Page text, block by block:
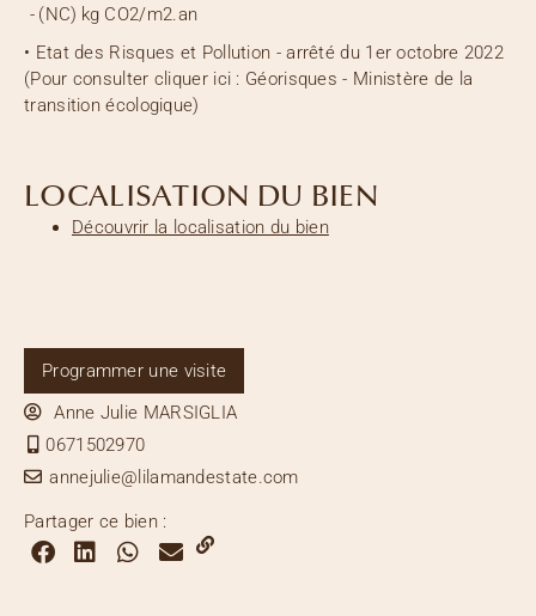
Programmer une visite
Anne Julie MARSIGLIA
0671502970
annejulie@lilamandestate.com
Partager ce bien :
- (NC) kg CO2/m2.an
• Etat des Risques et Pollution - arrêté du 1er octobre 2022
(Pour consulter cliquer ici : Géorisques - Ministère de la
transition écologique)
LOCALISATION DU BIEN
Découvrir la localisation du bien